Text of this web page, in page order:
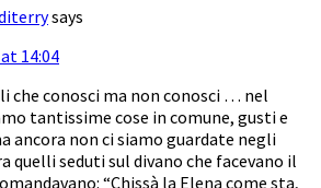
says
14:04
che conosci ma non conosci … nel
tantissime cose in comune, gusti e
ancora non ci siamo guardate negli
quelli seduti sul divano che facevano il
“Chissà la Elena come sta,